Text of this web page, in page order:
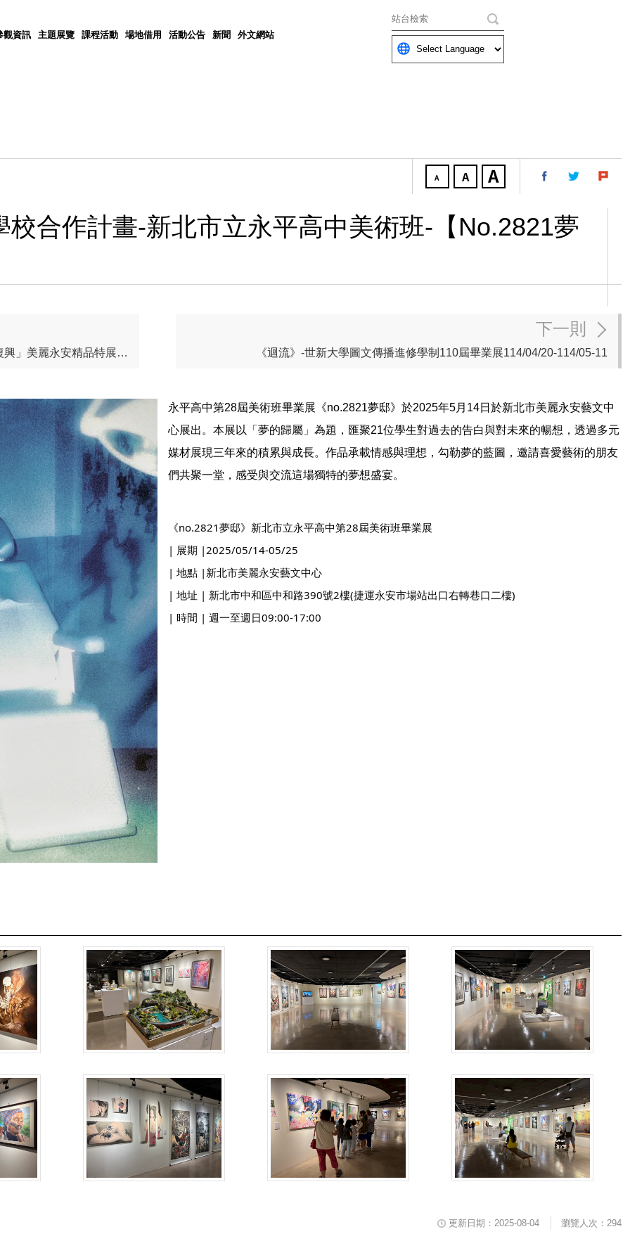
觀資訊 主題展覽 課程活動 場地借用 活動公告 新聞 外文網站
關鍵字
合作計畫-新北市立永平高中美術班-【No.2821夢
「藝展新藝」-2025新北市學校合作計畫-「藝術傳承x文藝復興」美麗永安精品特展114/05/28-114/06/15
下一則
《迴流》-世新大學圖文傳播進修學制110屆畢業展114/04/20-114/05-11
永平高中第28屆美術班畢業展《no.2821夢邸》於2025年5月 14日於新北市美麗永安藝文中
心展出。本展以「夢的歸屬」為題，匯聚21位學生對過去的告白與對未來的暢想，透過多元
媒材展現三年來的積累與成長。作品承載情感與理想，勾勒夢的藍圖，邀請喜愛藝術的朋友
們共聚一堂，感受與交流這場獨特的夢想盛宴。
《no.2821夢邸》新北市立永平高中第28屆美術班畢業展
| 展期 |2025/05/14-05/25
| 地點 |新北市美麗永安藝文中心
| 地址 | 新北市中和區中和路390號2樓(捷運永安市場站出口右轉巷口二樓)
| 時間 | 週一至週日09:00-17:00
更新日期：2025-08-04 瀏覽人次：294